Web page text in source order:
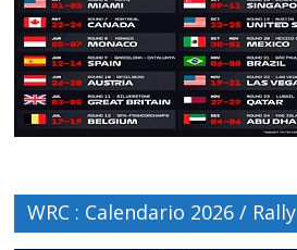
WRC : Calendario 2026 / Rally